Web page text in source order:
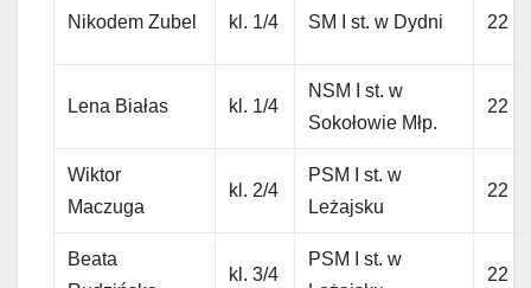
Nikodem Zubel kl. 1/4 SM I st. w Dydni 22
Lena Białas kl. 1/4
NSM I st. w
Sokołowie Młp.
22
Wiktor
Maczuga
kl. 2/4
PSM I st. w
Leżajsku
22
Beata
kl. 3/4
PSM I st. w
22